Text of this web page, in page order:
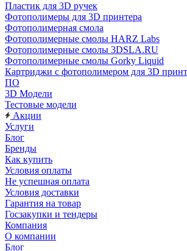
Пластик для 3D ручек
Фотополимеры для 3D принтера
Фотополимерная смола
Фотополимерные смолы HARZ Labs
Фотополимерные смолы 3DSLA.RU
Фотополимерные смолы Gorky Liquid
Картриджи с фотополимером для 3D
ПО
3D Модели
Тестовые модели
Акции
Услуги
Блог
Бренды
Как купить
Условия оплаты
Не успешная оплата
Условия доставки
Гарантия на товар
Госзакупки и тендеры
Компания
О компании
Блог